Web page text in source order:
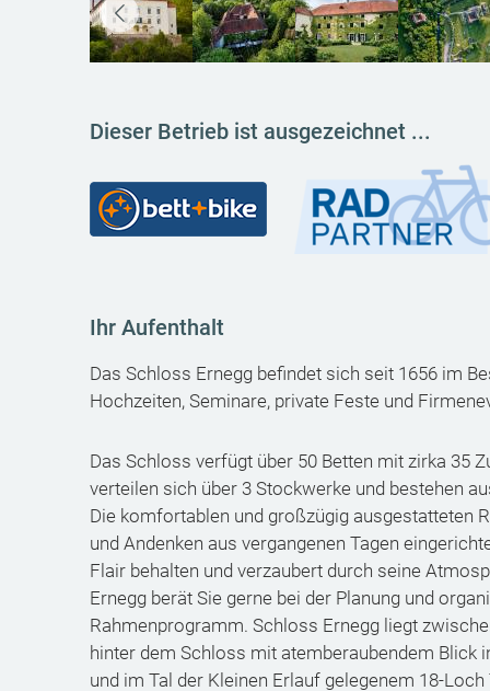
Dieser Betrieb ist ausgezeichnet ...
Ihr Aufenthalt
Das Schloss Ernegg befindet sich seit 1656 im
Hochzeiten, Seminare, private Feste und
Das Schloss verfügt über 50 Betten mit zirka 35
verteilen sich über 3 Stockwerke und bestehen
Die komfortablen und großzügig ausgestatteten
und Andenken aus vergangenen Tagen
Flair behalten und verzaubert durch seine
Ernegg berät Sie gerne bei der Planung und
Rahmenprogramm. Schloss Ernegg liegt
hinter dem Schloss mit atemberaubendem Blick
und im Tal der Kleinen Erlauf gelegenem 18-